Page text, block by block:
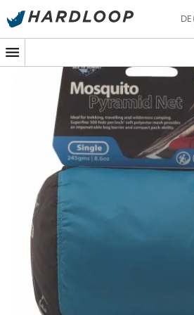
DE
Sommerangebote🔥 -5% EXTRA